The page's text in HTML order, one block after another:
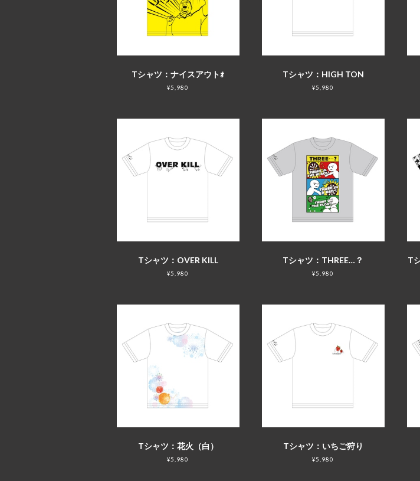
Tシャツ：ナイスアウトｫ
¥5,980
Tシャツ：HIGH TON
¥5,980
Tシャツ：OVER KILL
¥5,980
Tシャツ：THREE…？
¥5,980
Tシャツ：花火（白）
¥5,980
Tシャツ：いちご狩り
¥5,980